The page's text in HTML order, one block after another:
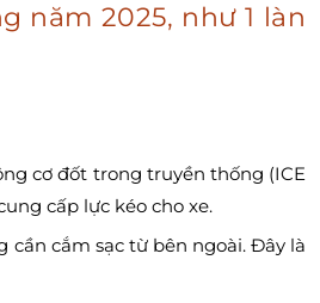
năm 2025, như 1 làn
cơ đốt trong truyền thống (ICE
cấp lực kéo cho xe.
cần cắm sạc từ bên ngoài. Đây là